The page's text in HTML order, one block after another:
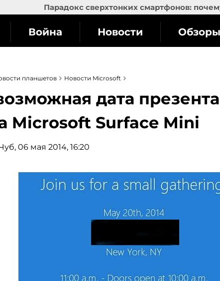
Парадокс сверхтонких смартфонов:
Война Новости Обзоры
планшетов Новости Microsoft
дата
Microsoft Surface Mini
, 06 мая 2014, 16:20